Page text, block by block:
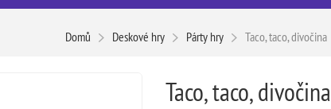
Domů Deskové hry Párty hry Taco, taco, divočina
Taco, taco, divočina